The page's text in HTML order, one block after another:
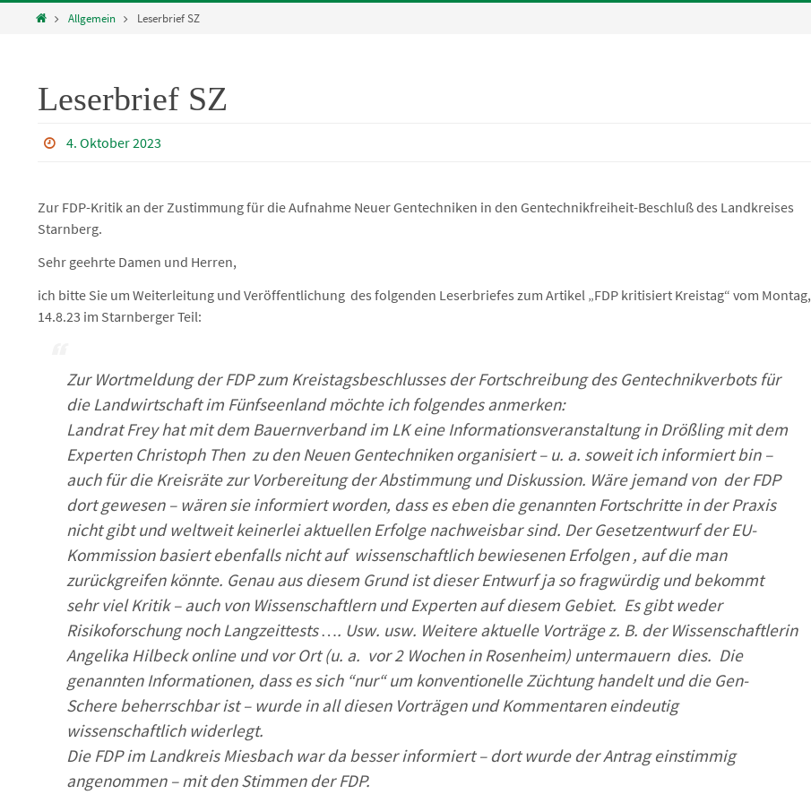
HomeAllgemein Leserbrief SZ
Leserbrief SZ
4. Oktober 2023
Zur FDP-Kritik an der Zustimmung für die Aufnahme Neuer Gentechniken in den Gentechnikfreiheit-Beschluß des Landkreises
Starnberg.
Sehr geehrte Damen und Herren,
ich bitte Sie um Weiterleitung und Veröffentlichung des folgenden Leserbriefes zum Artikel „FDP kritisiert Kreistag“ vom Montag,
14.8.23 im Starnberger Teil:
Zur Wortmeldung der FDP zum Kreistagsbeschlusses der Fortschreibung des Gentechnikverbots für
die Landwirtschaft im Fünfseenland möchte ich folgendes anmerken:
Landrat Frey hat mit dem Bauernverband im LK eine Informationsveranstaltung in Drößling mit dem
Experten Christoph Then zu den Neuen Gentechniken organisiert – u. a. soweit ich informiert bin –
auch für die Kreisräte zur Vorbereitung der Abstimmung und Diskussion. Wäre jemand von der FDP
dort gewesen – wären sie informiert worden, dass es eben die genannten Fortschritte in der Praxis
nicht gibt und weltweit keinerlei aktuellen Erfolge nachweisbar sind. Der Gesetzentwurf der EU-
Kommission basiert ebenfalls nicht auf wissenschaftlich bewiesenen Erfolgen , auf die man
zurückgreifen könnte. Genau aus diesem Grund ist dieser Entwurf ja so fragwürdig und bekommt
sehr viel Kritik – auch von Wissenschaftlern und Experten auf diesem Gebiet. Es gibt weder
Risikoforschung noch Langzeittests …. Usw. usw. Weitere aktuelle Vorträge z. B. der Wissenschaftlerin
Angelika Hilbeck online und vor Ort (u. a. vor 2 Wochen in Rosenheim) untermauern dies. Die
genannten Informationen, dass es sich “nur“ um konventionelle Züchtung handelt und die Gen-
Schere beherrschbar ist – wurde in all diesen Vorträgen und Kommentaren eindeutig
wissenschaftlich widerlegt.
Die FDP im Landkreis Miesbach war da besser informiert – dort wurde der Antrag einstimmig
angenommen – mit den Stimmen der FDP.